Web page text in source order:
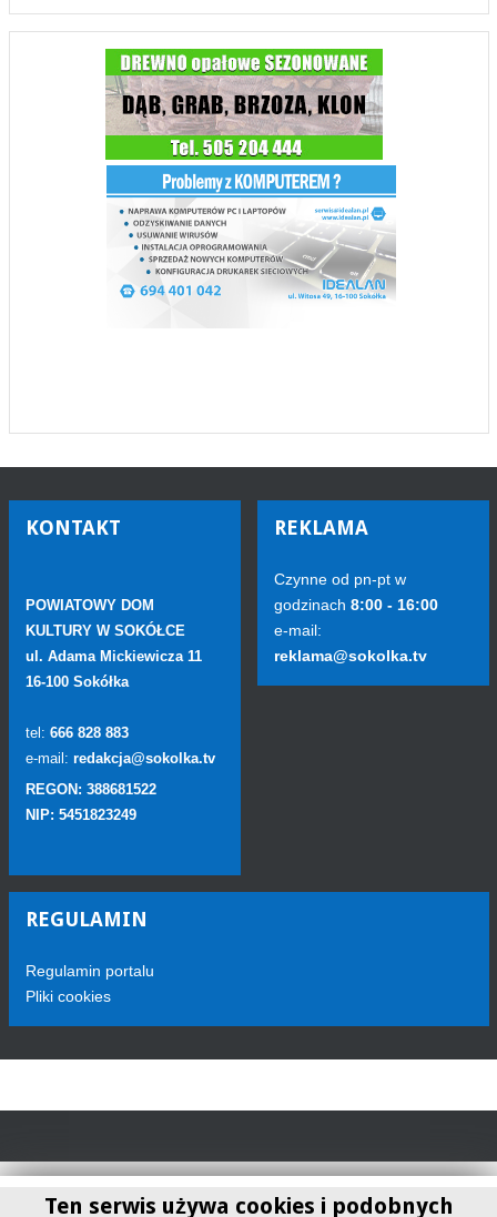
KONTAKT
POWIATOWY DOM
KULTURY W SOKÓŁCE
ul. Adama Mickiewicza 11
16-100 Sokółka
tel: 666 828 883
e-mail: redakcja@sokolka.tv
REGON: 388681522
NIP: 5451823249
REKLAMA
Czynne od pn-pt w
godzinach 8:00 - 16:00
e-mail:
reklama@sokolka.tv
REGULAMIN
Regulamin portalu
Pliki cookies
Ten serwis używa cookies i podobnych